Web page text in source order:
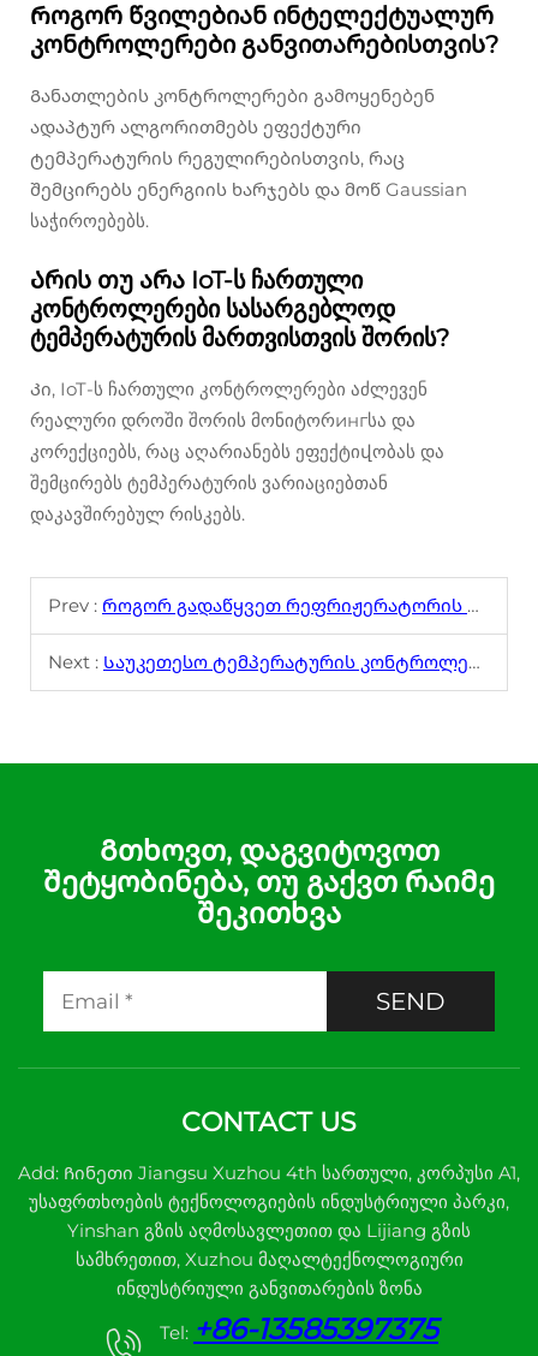
Როგორ წვილებიან ინტელექტუალურ
კონტროლერები განვითარებისთვის?
Განათლების კონტროლერები გამოყენებენ
ადაპტურ ალგორითმებს ეფექტური
ტემპერატურის რეგულირებისთვის, რაც
შემცირებს ენერგიის ხარჯებს და მოწ Gaussian
საჭიროებებს.
Არის თუ არა IoT-ს ჩართული
კონტროლერები სასარგებლოდ
ტემპერატურის მართვისთვის შორის?
Კი, IoT-ს ჩართული კონტროლერები აძლევენ
რეალური დროში შორის მონიტორингსა და
კორექციებს, რაც აღარიანებს ეფექტიվობას და
შემცირებს ტემპერატურის ვარიაციებთან
დაკავშირებულ რისკებს.
Prev : Როგორ გადაწყვეთ რეფრიჟერატორის ტემპერატურის კონტროლის პრობლემები
Next : Საუკეთესო ტემპერატურის კონტროლერები HVAC-ის, გამყიდვისა და შემქმნელობისთვის
Გთხოვთ, დაგვიტოვოთ
შეტყობინება, თუ გაქვთ რაიმე
შეკითხვა
SEND
CONTACT US
Add: Ჩინეთი Jiangsu Xuzhou 4th სართული, კორპუსი A1,
უსაფრთხოების ტექნოლოგიების ინდუსტრიული პარკი,
Yinshan გზის აღმოსავლეთით და Lijiang გზის
სამხრეთით, Xuzhou მაღალტექნოლოგიური
ინდუსტრიული განვითარების ზონა
Tel: +86-13585397375